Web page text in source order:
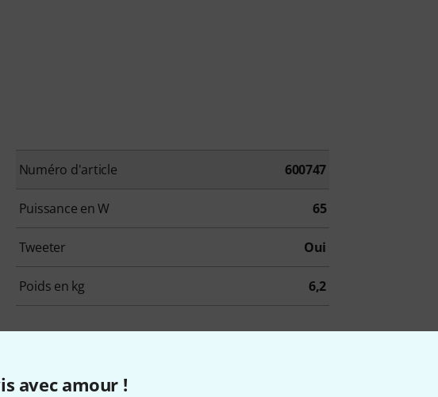
avec amour !
Numéro d'article 600747
Puissance en W 65
Tweeter Oui
Poids en kg 6,2